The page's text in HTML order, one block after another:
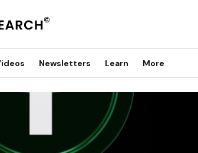
Newsletters Learn More